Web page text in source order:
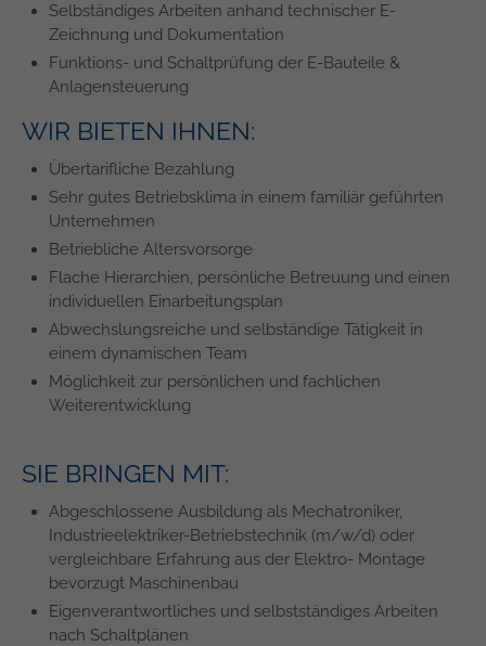
Selbständiges Arbeiten anhand technischer E-
Zeichnung und Dokumentation
Funktions- und Schaltprüfung der E-Bauteile &
Anlagensteuerung
WIR BIETEN IHNEN:
Übertarifliche Bezahlung
Sehr gutes Betriebsklima in einem familiär geführten
Unternehmen
Betriebliche Altersvorsorge
Flache Hierarchien, persönliche Betreuung und einen
individuellen Einarbeitungsplan
Abwechslungsreiche und selbständige Tätigkeit in
einem dynamischen Team
Möglichkeit zur persönlichen und fachlichen
Weiterentwicklung
SIE BRINGEN MIT:
Abgeschlossene Ausbildung als Mechatroniker,
Industrieelektriker-Betriebstechnik (m/w/d) oder
vergleichbare Erfahrung aus der Elektro- Montage
bevorzugt Maschinenbau
Eigenverantwortliches und selbstständiges Arbeiten
nach Schaltplänen